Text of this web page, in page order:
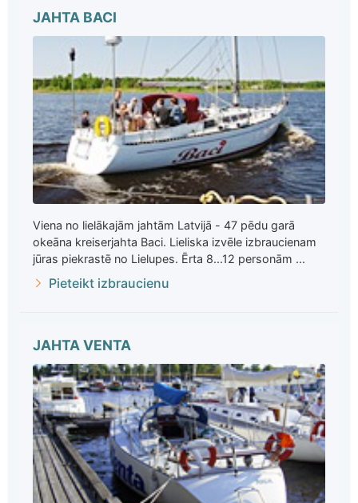
JAHTA BACI
Viena no lielākajām jahtām Latvijā - 47 pēdu garā
okeāna kreiserjahta Baci. Lieliska izvēle izbraucienam
jūras piekrastē no Lielupes. Ērta 8...12 personām ...
Pieteikt izbraucienu
JAHTA VENTA